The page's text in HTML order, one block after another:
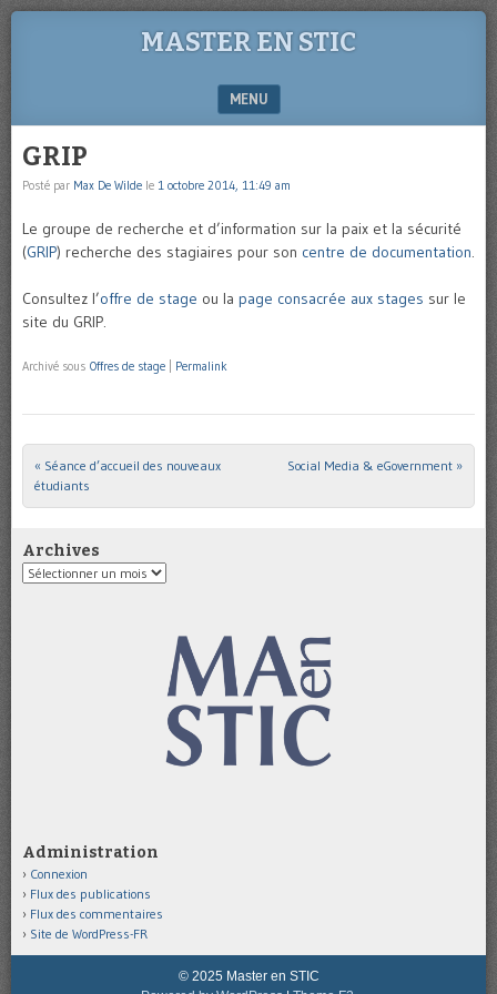
MASTER EN STIC
MENU
GRIP
Posté par Max De Wilde le 1 octobre 2014, 11:49 am
Le groupe de recherche et d’information sur la paix et la sécurité
(GRIP) recherche des stagiaires pour son centre de documentation.
Consultez l’offre de stage ou la page consacrée aux stages sur le
site du GRIP.
Archivé sous Offres de stage Permalink
Post navigation
« Séance d’accueil des nouveaux
étudiants
Social Media & eGovernment »
Archives
Archives
Administration
Connexion
Flux des publications
Flux des commentaires
Site de WordPress-FR
© 2025 Master en STIC